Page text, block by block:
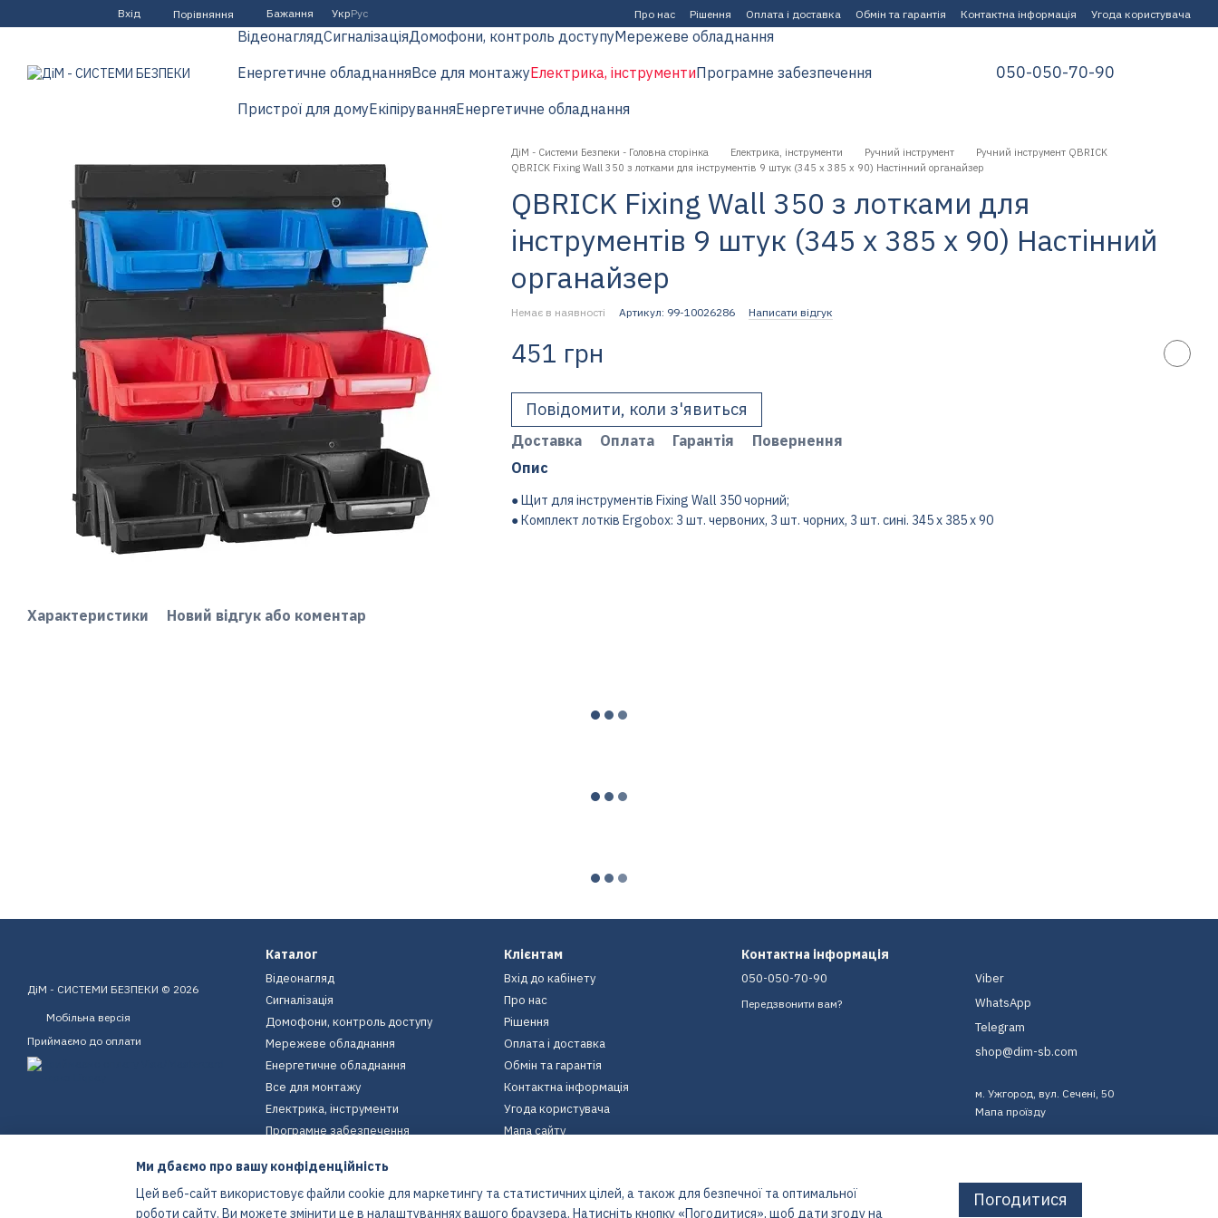
Перейти до основного контенту
Вхід Порівняння Бажання УкрРус Про нас Рішення Оплата і доставка Обмін та гарантія Контактна інформація Угода користувача
ВідеонаглядСигналізаціяДомофони, контроль доступуМережеве обладнання
Енергетичне обладнанняВсе для монтажуЕлектрика, інструментиПрограмне забезпечення
Пристрої для домуЕкіпіруванняЕнергетичне обладнання
050-050-70-90
Характеристики Новий відгук або коментар
ДіМ - Системи Безпеки - Головна сторінка Електрика, інструменти Ручний інструмент
Ручний інструмент QBRICK
QBRICK Fixing Wall 350 з лотками для інструментів 9 штук (345 x 385 x 90) Настінний органайзер
QBRICK Fixing Wall 350 з лотками для
інструментів 9 штук (345 x 385 x 90) Настінний
органайзер
Немає в наявності Артикул: 99-10026286 Написати відгук
451 грн
Повідомити, коли з'явиться
Доставка Оплата Гарантія
Повернення
Опис
● Щит для інструментів Fixing Wall 350 чорний;
● Комплект лотків Ergobox: 3 шт. червоних, 3 шт. чорних, 3 шт. сині. 345 x 385 x 90
ДіМ - СИСТЕМИ БЕЗПЕКИ © 2026
Мобільна версія
Приймаємо до оплати
Каталог
Відеонагляд
Сигналізація
Домофони, контроль доступу
Мережеве обладнання
Енергетичне обладнання
Все для монтажу
Електрика, інструменти
Програмне забезпечення
Екіпірування
Енергетичне обладнання
Клієнтам
Вхід до кабінету
Про нас
Рішення
Оплата і доставка
Обмін та гарантія
Контактна інформація
Угода користувача
Мапа сайту
Контактна інформація
050-050-70-90
Передзвонити вам?
Viber
WhatsApp
Telegram
shop@dim-sb.com
м. Ужгород, вул. Сечені, 50
Мапа проїзду
Ми дбаємо про вашу конфіденційність
Цей веб-сайт використовує файли cookie для маркетингу та статистичних цілей, а також для безпечної та оптимальної
роботи сайту. Ви можете змінити це в налаштуваннях вашого браузера. Натисніть кнопку «Погодитися», щоб дати згоду на
Погодитися